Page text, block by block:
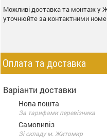
Можливі доставка та монтаж у
уточнюйте за контактними
Оплата та доставка
Варіанти доставки
Нова пошта
За тарифами перевізника
Самовивіз
Зі складу м. Житомир